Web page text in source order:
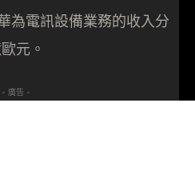
為電訊設備業務的收入分
元。
- 廣告 -